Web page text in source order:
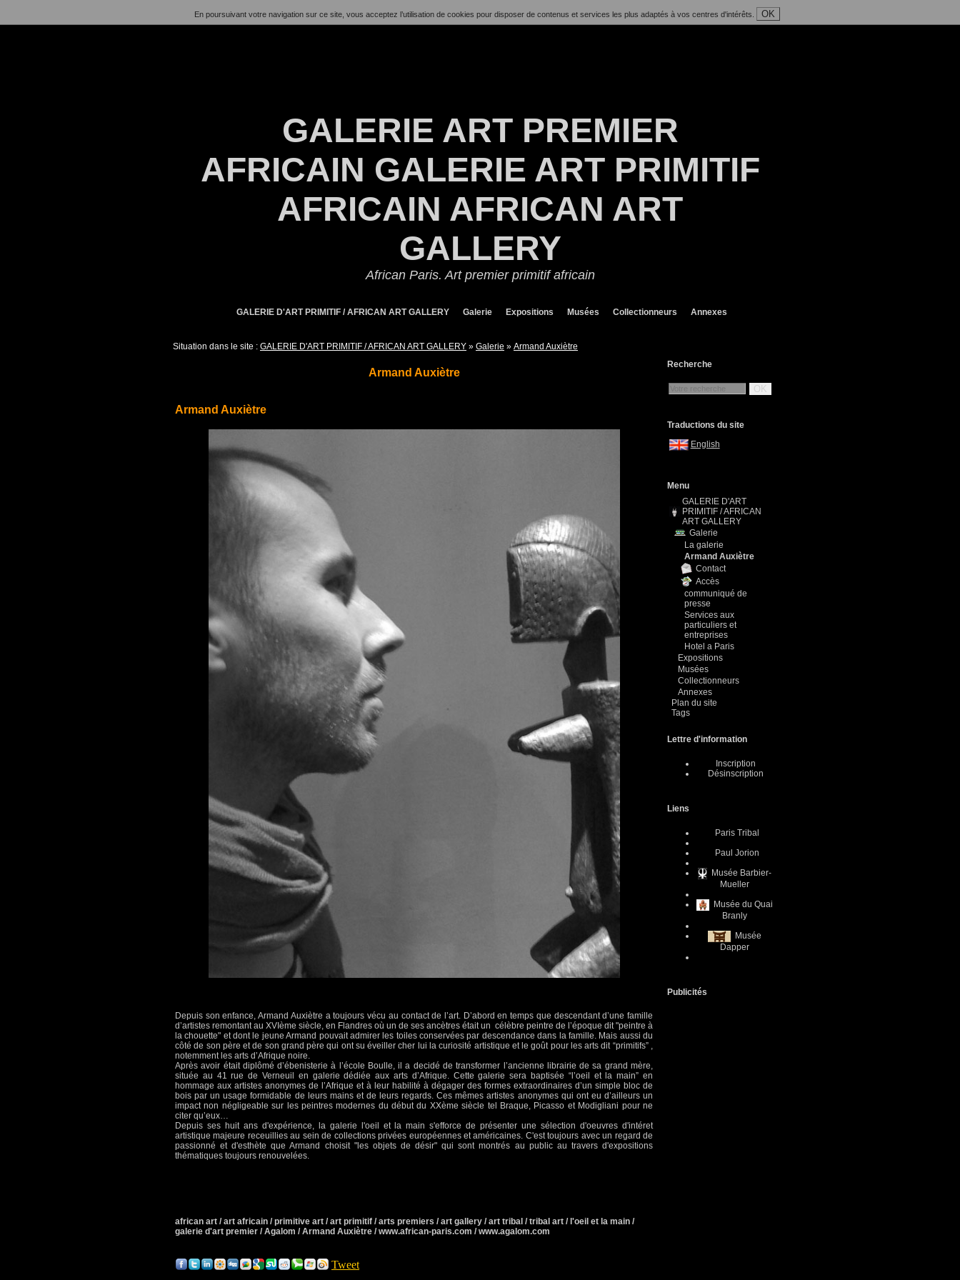
En poursuivant votre navigation sur ce site, vous acceptez l’utilisation de cookies pour disposer de contenus et services les plus adaptés à vos centres d'intérêts. OK
GALERIE ART PREMIER
AFRICAIN GALERIE ART PRIMITIF
AFRICAIN AFRICAN ART
GALLERY
African Paris. Art premier primitif africain
GALERIE D'ART PRIMITIF / AFRICAN ART GALLERY Galerie Expositions Musées Collectionneurs Annexes
Situation dans le site : GALERIE D'ART PRIMITIF / AFRICAN ART GALLERY » Galerie » Armand Auxiètre
Armand Auxiètre
Armand Auxiètre
Depuis son enfance, Armand Auxiètre a toujours vécu au contact de l’art. D’abord en temps que descendant d’une famille
d’artistes remontant au XVIème siècle, en Flandres où un de ses ancètres était un célèbre peintre de l’époque dit "peintre à
la chouette" et dont le jeune Armand pouvait admirer les toiles conservées par descendance dans la famille. Mais aussi du
côté de son père et de son grand père qui ont su éveiller cher lui la curiosité artistique et le goût pour les arts dit “primitifs” ,
notemment les arts d’Afrique noire.
Après avoir était diplômé d’ébenisterie à l’école Boulle, il a decidé de transformer l’ancienne librairie de sa grand mère,
située au 41 rue de Verneuil en galerie dédiée aux arts d’Afrique. Cette galerie sera baptisée “l’oeil et la main” en
hommage aux artistes anonymes de l’Afrique et à leur habilité à dégager des formes extraordinaires d’un simple bloc de
bois par un usage formidable de leurs mains et de leurs regards. Ces mêmes artistes anonymes qui ont eu d’ailleurs un
impact non négligeable sur les peintres modernes du début du XXème siècle tel Braque, Picasso et Modigliani pour ne
citer qu’eux…
Depuis ses huit ans d'expérience, la galerie l'oeil et la main s'efforce de présenter une sélection d'oeuvres d'intéret
artistique majeure receuillies au sein de collections privées européennes et américaines. C'est toujours avec un regard de
passionné et d'esthète que Armand choisit "les objets de désir" qui sont montrés au public au travers d'expositions
thématiques toujours renouvelées.
african art / art africain / primitive art / art primitif / arts premiers / art gallery / art tribal / tribal art / l'oeil et la main /
galerie d'art premier / Agalom / Armand Auxiètre / www.african-paris.com / www.agalom.com
Tweet
Recherche
OK
Traductions du site
English
Menu
GALERIE D'ART
PRIMITIF / AFRICAN
ART GALLERY
Galerie
La galerie
Armand Auxiètre
Contact
Accès
communiqué de
presse
Services aux
particuliers et
entreprises
Hotel a Paris
Expositions
Musées
Collectionneurs
Annexes
Plan du site
Tags
Lettre d'information
Inscription
Désinscription
Liens
Paris Tribal
Paul Jorion
Musée Barbier-
Mueller
Musée du Quai
Branly
Musée
Dapper
Publicités